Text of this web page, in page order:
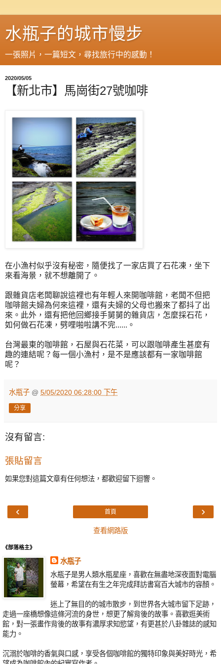
水瓶子的城市慢步
一張照片，一篇短文，尋找旅行中的感動！
2020/05/05
【新北市】馬崗街27號咖啡
在小漁村似乎沒有秘密，隨便找了一家店買了石花凍，坐下
來看海景，就不想離開了。
跟雜貨店老闆聊說這裡也有年輕人來開咖啡館，老闆不但把
咖啡館夫婦為何來這裡，還有夫婦的父母也搬來了都抖了出
來。此外，還有把他回鄉接手舅舅的雜貨店，怎麼採石花，
如何做石花凍，劈哩啪啦講不完......。
台灣最東的咖啡館，石屋與石花菜，可以跟咖啡產生甚麼有
趣的連結呢？每一個小漁村，是不是應該都有一家咖啡館
呢？
水瓶子 @ 5/05/2020 06:28:00 下午
分享
沒有留言:
張貼留言
如果您對這篇文章有任何想法，都歡迎留下迴響。
‹ ›
首頁
查看網路版
《部落格主》
水瓶子
水瓶子是男人類水瓶星座，喜歡在無盡地深夜面對電腦
螢幕，希望在有生之年完成拜訪書寫百大城市的容顏。
迷上了無目的的城市散步，到世界各大城市留下足跡，
走過一座橋想像這條河流的身世，想更了解背後的故事。喜歡逛美術
館，對一張畫作背後的故事有濃厚求知慾望，有更甚於八卦雜誌的感知
能力。
沉溺於咖啡的香氣與口感，享受各個咖啡館的獨特印象與美好時光，希